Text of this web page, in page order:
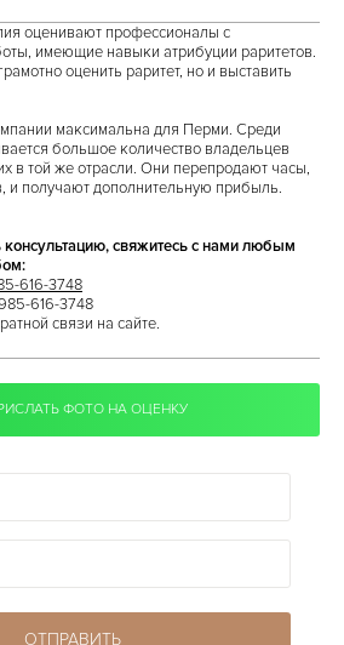
оценивают профессионалы с
имеющие навыки атрибуции раритетов.
оценить раритет, но и выставить
максимальна для Перми. Среди
большое количество владельцев
в той же отрасли. Они перепродают часы,
и получают дополнительную прибыль.
консультацию, свяжитесь с нами любым
616-3748
616-3748
связи на сайте.
ФОТО НА ОЦЕНКУ